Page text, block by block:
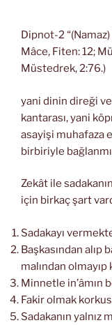
Dipnot-2
Mâce, Fiten: 12;
Müstedrek, 2:76.)
yani dinin direği ve
kantarası, yani
asayişi muhafaza
birbiriyle
Zekât ile
için birkaç şart
Sadakayı
Başkasından alıp
malından olmayıp
Minnetle in’âmın
Fakir olmak
Sadakanın yalnız